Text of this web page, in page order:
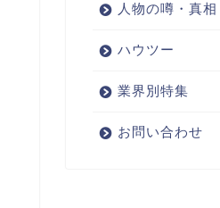
人物の噂・真相
ハウツー
業界別特集
お問い合わせ